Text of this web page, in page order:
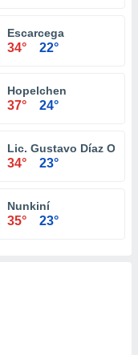
Escarcega
34° 22°
Hopelchen
37° 24°
Lic. Gustavo Díaz
34° 23°
Nunkiní
35° 23°